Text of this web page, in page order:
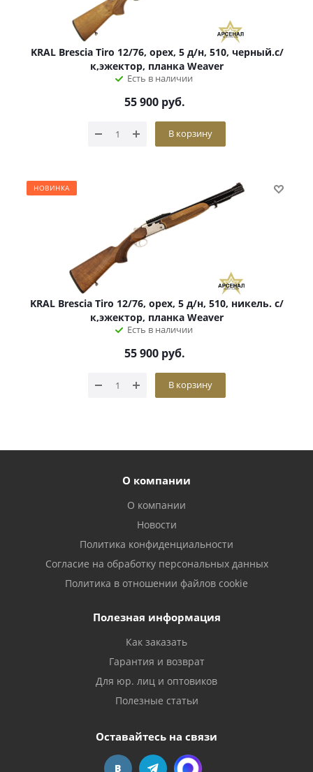
KRAL Brescia Tiro 12/76, орех, 5 д/н, 510, черный.с/
к,эжектор, планка Weaver
Есть в наличии
55 900руб.
В корзину
НОВИНКА
KRAL Brescia Tiro 12/76, орех, 5 д/н, 510, никель. с/
к,эжектор, планка Weaver
Есть в наличии
55 900руб.
В корзину
О компании
О компании
Новости
Политика конфиденциальности
Согласие на обработку персональных данных
Политика в отношении файлов cookie
Полезная информация
Как заказать
Гарантия и возврат
Для юр. лиц и оптовиков
Полезные статьи
Оставайтесь на связи